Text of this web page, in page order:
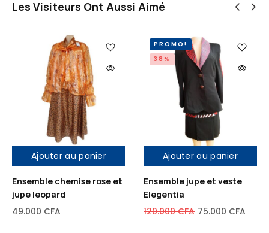
Les Visiteurs Ont Aussi Aimé
Ajouter au panier
Ensemble chemise rose et
jupe leopard
49.000 CFA
Ajouter au panier
PROMO!
38%
Ensemble jupe et veste
Elegentia
120.000CFA 75.000 CFA